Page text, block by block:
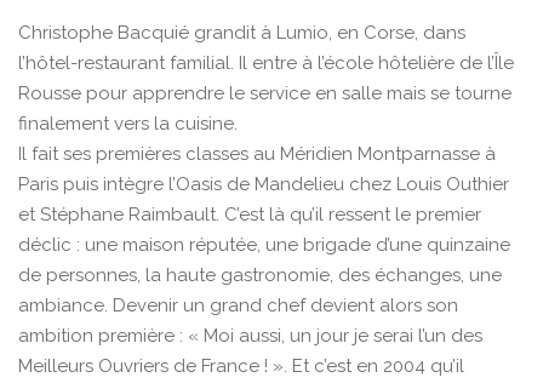
Christophe Bacquié grandit à Lumio, en Corse, dans
l’hôtel-restaurant familial. Il entre à l’école hôtelière de l’Île
Rousse pour apprendre le service en salle mais se tourne
finalement vers la cuisine.
Il fait ses premières classes au Méridien Montparnasse à
Paris puis intègre l’Oasis de Mandelieu chez Louis Outhier
et Stéphane Raimbault. C’est là qu’il ressent le premier
déclic : une maison réputée, une brigade d’une quinzaine
de personnes, la haute gastronomie, des échanges, une
ambiance. Devenir un grand chef devient alors son
ambition première : « Moi aussi, un jour je serai l’un des
Meilleurs Ouvriers de France ! ». Et c’est en 2004 qu’il